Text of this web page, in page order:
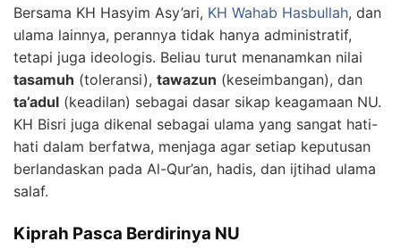
Bersama KH Hasyim Asy’ari, KH Wahab Hasbullah, dan
ulama lainnya, perannya tidak hanya administratif,
tetapi juga ideologis. Beliau turut menanamkan nilai
tasamuh (toleransi), tawazun (keseimbangan), dan
ta’adul (keadilan) sebagai dasar sikap keagamaan NU.
KH Bisri juga dikenal sebagai ulama yang sangat hati-
hati dalam berfatwa, menjaga agar setiap keputusan
berlandaskan pada Al-Qur’an, hadis, dan ijtihad ulama
salaf.
Kiprah Pasca Berdirinya NU